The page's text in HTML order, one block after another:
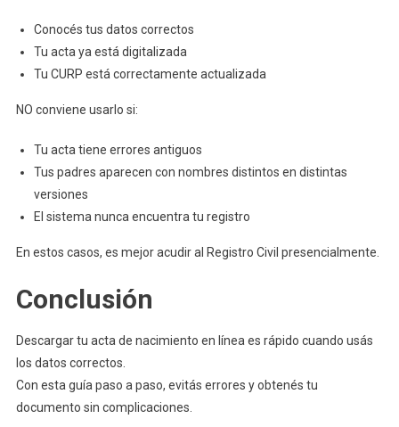
Conocés tus datos correctos
Tu acta ya está digitalizada
Tu CURP está correctamente actualizada
NO conviene usarlo si:
Tu acta tiene errores antiguos
Tus padres aparecen con nombres distintos en distintas
versiones
El sistema nunca encuentra tu registro
En estos casos, es mejor acudir al Registro Civil presencialmente.
Conclusión
Descargar tu acta de nacimiento en línea es rápido cuando usás
los datos correctos.
Con esta guía paso a paso, evitás errores y obtenés tu
documento sin complicaciones.